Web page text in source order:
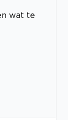
wat te